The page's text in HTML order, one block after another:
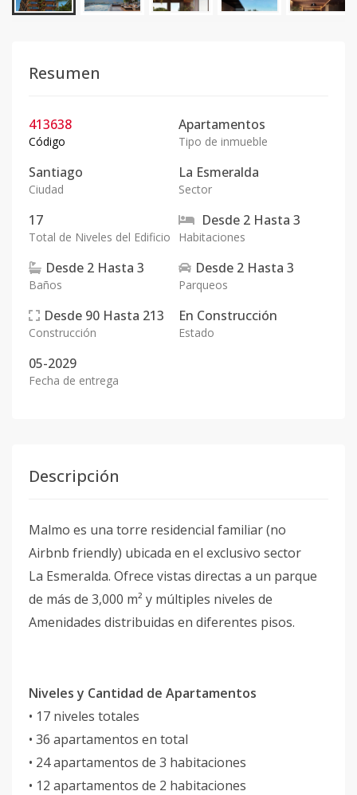
Resumen
413638
Código
Apartamentos
Tipo de inmueble
Santiago
Ciudad
La Esmeralda
Sector
17
Total de Niveles del Edificio
Desde 2 Hasta 3
Habitaciones
Desde 2 Hasta 3
Baños
Desde 2 Hasta 3
Parqueos
Desde 90 Hasta 213
Construcción
En Construcción
Estado
05-2029
Fecha de entrega
Descripción
Malmo es una torre residencial familiar (no
Airbnb friendly) ubicada en el exclusivo sector
La Esmeralda. Ofrece vistas directas a un parque
de más de 3,000 m² y múltiples niveles de
Amenidades distribuidas en diferentes pisos.
Niveles y Cantidad de Apartamentos
• 17 niveles totales
• 36 apartamentos en total
• 24 apartamentos de 3 habitaciones
• 12 apartamentos de 2 habitaciones